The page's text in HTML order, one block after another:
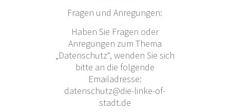
Fragen und Anregungen:
Haben Sie Fragen oder
Anregungen zum Thema
„Datenschutz“, wenden Sie sich
bitte an die folgende
Emailadresse:
datenschutz@die-linke-of-
stadt.de